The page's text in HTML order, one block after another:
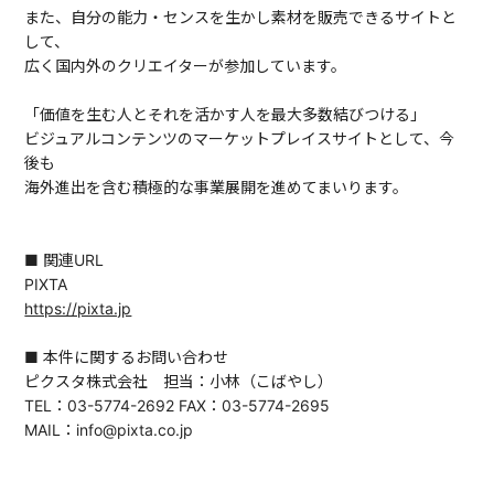
また、自分の能力・センスを生かし素材を販売できるサイトと
して、
広く国内外のクリエイターが参加しています。
「価値を生む人とそれを活かす人を最大多数結びつける」
ビジュアルコンテンツのマーケットプレイスサイトとして、今
後も
海外進出を含む積極的な事業展開を進めてまいります。
■ 関連URL
PIXTA
https://pixta.jp
■ 本件に関するお問い合わせ
ピクスタ株式会社 担当：小林（こばやし）
TEL：03-5774-2692 FAX：03-5774-2695
MAIL：info@pixta.co.jp